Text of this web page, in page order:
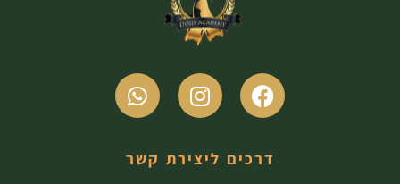
דרכים ליצירת קשר